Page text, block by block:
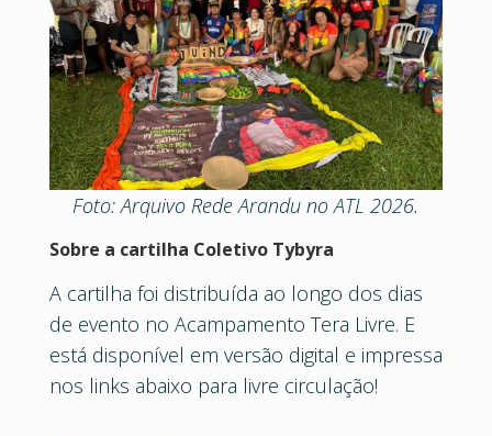
Foto: Arquivo Rede Arandu no ATL 2026.
Sobre a cartilha Coletivo Tybyra
A cartilha foi distribuída ao longo dos dias
de evento no Acampamento Tera Livre. E
está disponível em versão digital e impressa
nos links abaixo para livre circulação!